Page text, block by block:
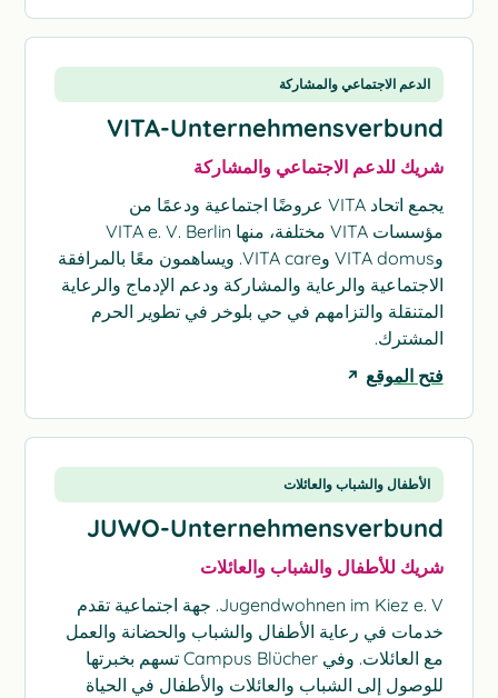
الدعم الاجتماعي والمشاركة
VITA-Unternehmensverbund
شريك للدعم الاجتماعي والمشاركة
يجمع اتحاد VITA عروضًا اجتماعية ودعمًا من
مؤسسات VITA مختلفة، منها VITA e. V. Berlin
وVITA domus وVITA care. ويساهمون معًا بالمرافقة
الاجتماعية والرعاية والمشاركة ودعم الإدماج والرعاية
المتنقلة والتزامهم في حي بلوخر في تطوير الحرم
المشترك.
فتح الموقع
الأطفال والشباب والعائلات
JUWO-Unternehmensverbund
شريك للأطفال والشباب والعائلات
Jugendwohnen im Kiez e. V. جهة اجتماعية تقدم
خدمات في رعاية الأطفال والشباب والحضانة والعمل
مع العائلات. وفي Campus Blücher تسهم بخبرتها
للوصول إلى الشباب والعائلات والأطفال في الحياة